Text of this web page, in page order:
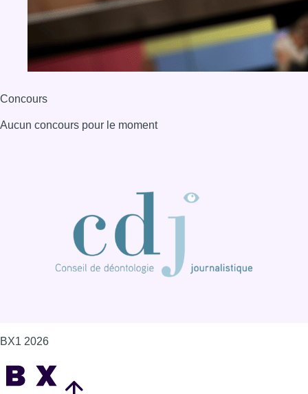
Concours
Aucun concours pour le moment
BX1 2026